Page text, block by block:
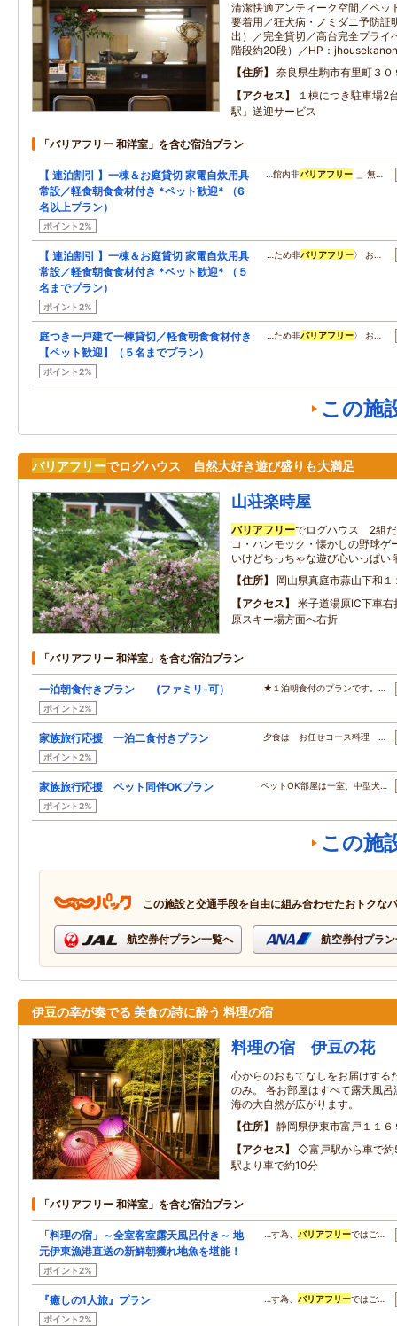
清潔快適アンティーク空間／ペッ
要着用／狂犬病・ノミダニ予防証
出）／完全貸切／高台完全プライ
階段約20段）／HP：
住所
奈良県生駒市有里町３０
アクセス
１棟につき駐車場2
駅」送迎サービス
「バリアフリー 和洋室」を含む宿泊プラン
【 連泊割引 】一棟＆お庭貸切 家電自炊用具
常設／軽食朝食食材付き *ペット歓迎* （6
名以上プラン）
ポイント2%
…館内非バリアフリー ＿ 無…
【 連泊割引 】一棟＆お庭貸切 家電自炊用具
常設／軽食朝食食材付き *ペット歓迎* （５
名までプラン）
ポイント2%
…ため非バリアフリー〉 お…
庭つき一戸建て一棟貸切／軽食朝食食材付き
【ペット歓迎】（５名までプラン）
ポイント2%
…ため非バリアフリー〉 お…
この施
バリアフリーでログハウス 自然大好き遊び盛りも大満足
山荘楽時屋
バリアフリーでログハウス 2組
コ・ハンモック・懐かしの野球ゲ
いけどちっちゃな遊び心いっぱい
住所
岡山県真庭市蒜山下和１
アクセス
米子道湯原IC下車
原スキー場方面へ右折
「バリアフリー 和洋室」を含む宿泊プラン
一泊朝食付きプラン (ファミリ-可）
ポイント2%
★１泊朝食付のプランです。…
家族旅行応援 一泊二食付きプラン
ポイント2%
夕食は お任せコース料理 …
家族旅行応援 ペット同伴OKプラン
ポイント2%
ペットOK部屋は一室、中型犬…
この施
この施設と交通手段を自由に組み合わせたおトクな
航空券付プラン一覧へ 航空券付プラ
伊豆の幸が奏でる 美食の詩に酔う 料理の宿
料理の宿 伊豆の花
心からのおもてなしをお届けする
のみ。 各お部屋はすべて露天風
海の大自然が広がります。
住所
静岡県伊東市富戸１１６
アクセス
◇富戸駅から車で
駅より車で約10分
「バリアフリー 和洋室」を含む宿泊プラン
「料理の宿」～全室客室露天風呂付き～ 地
元伊東漁港直送の新鮮朝獲れ地魚を堪能！
ポイント2%
…す為、 バリアフリーではご…
『癒しの1人旅』プラン
ポイント2%
…す為、 バリアフリーではご…